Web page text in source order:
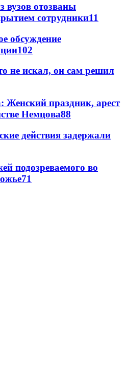
вузов отозваны
сотрудники11
обсуждение
102
не искал, он сам решил
Женский праздник, арест
Немцова88
действия задержали
подозреваемого во
71